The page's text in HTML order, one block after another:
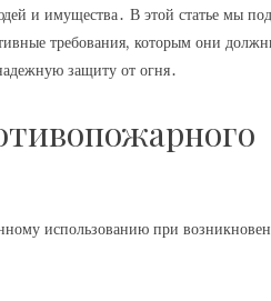
и имущества․ В этой статье мы
требования, которым они
защиту от огня․
использованию при